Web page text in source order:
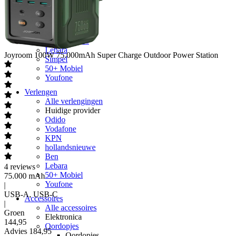
KPN
hollandsnieuwe
Budget Thuis
Lebara
Simpel
50+ Mobiel
Youfone
Verlengen
Alle verlengingen
Huidige provider
Odido
Vodafone
KPN
hollandsnieuwe
Ben
Lebara
50+ Mobiel
Youfone
Accessoires
Alle accessoires
Elektronica
Oordopjes
Joyroom 100W 75.000mAh Super Charge Outdoor Power Station
4 reviews
75.000 mAh
|
USB-A, USB-C
|
Groen
144,95
Advies 184,95